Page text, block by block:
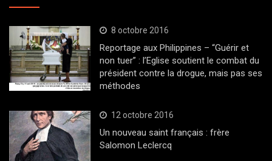
8 octobre 2016
Reportage aux Philippines – “Guérir et
non tuer” : l’Eglise soutient le combat du
président contre la drogue, mais pas ses
méthodes
12 octobre 2016
Un nouveau saint français : frère
Salomon Leclercq